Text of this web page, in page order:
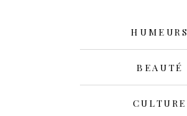
HUMEURS
BEAUTÉ
CULTURE